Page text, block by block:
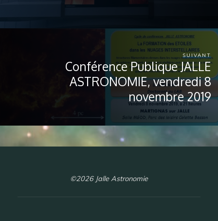
SUIVANT
Conférence Publique JALLE
ASTRONOMIE, vendredi 8
novembre 2019
©2026 Jalle Astronomie